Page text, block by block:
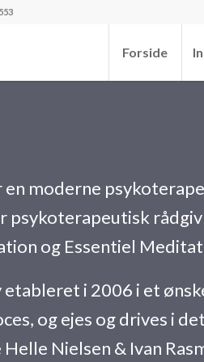
Forside
en moderne
og Essentiel
i 2006 i et
og ejes og drives i
Nielsen & Ivan